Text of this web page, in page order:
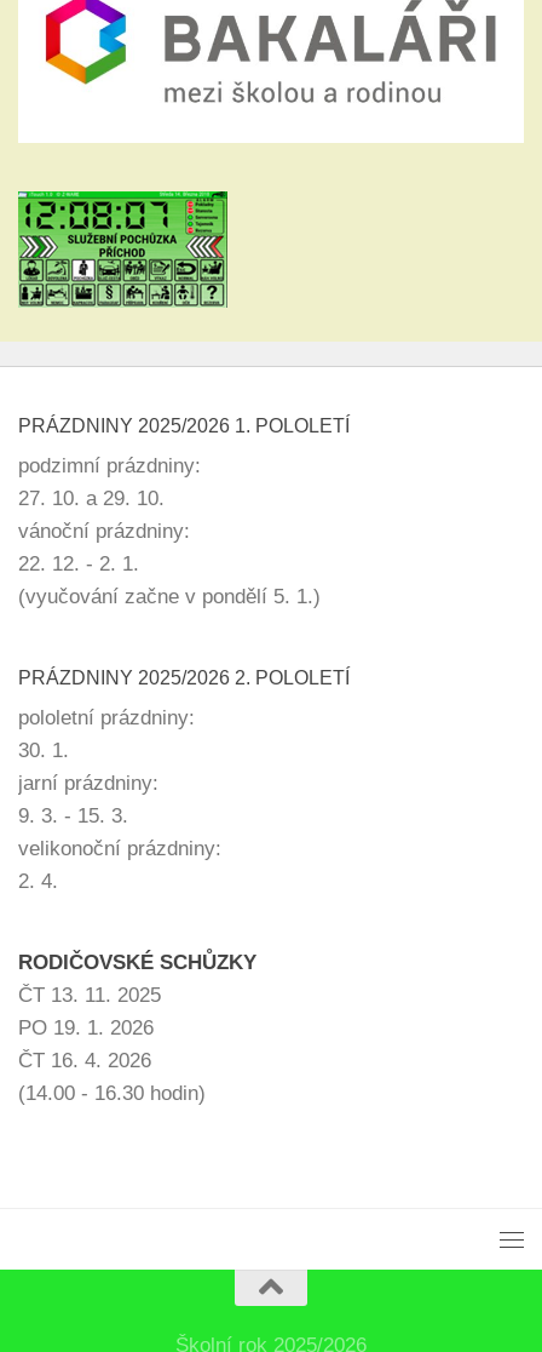
PRÁZDNINY 2025/2026 1. POLOLETÍ
podzimní prázdniny:
27. 10. a 29. 10.
vánoční prázdniny:
22. 12. - 2. 1.
(vyučování začne v pondělí 5. 1.)
PRÁZDNINY 2025/2026 2. POLOLETÍ
pololetní prázdniny:
30. 1.
jarní prázdniny:
9. 3. - 15. 3.
velikonoční prázdniny:
2. 4.
RODIČOVSKÉ SCHŮZKY
ČT 13. 11. 2025
PO 19. 1. 2026
ČT 16. 4. 2026
(14.00 - 16.30 hodin)
Školní rok 2025/2026